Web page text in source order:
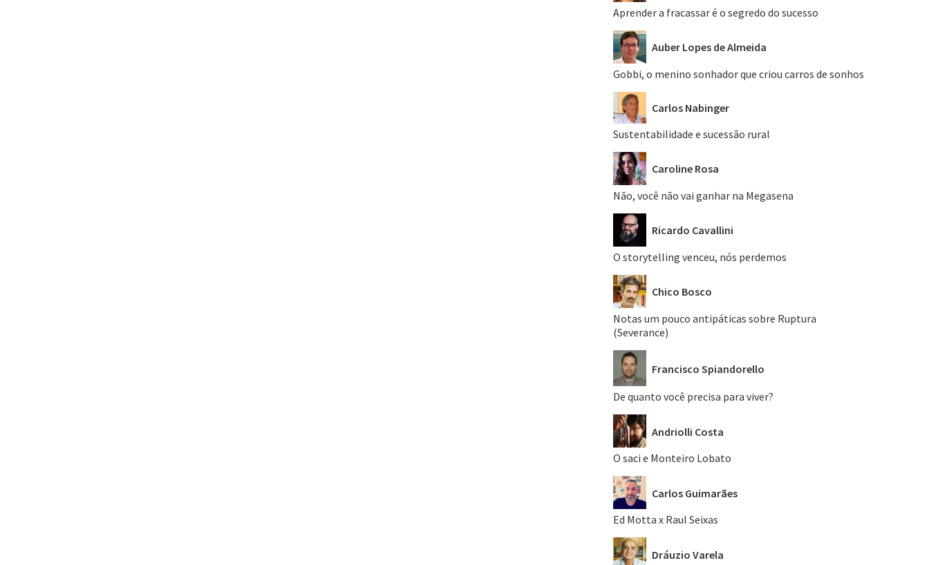
Aprender a fracassar é o segredo do sucesso
Auber Lopes de Almeida
Gobbi, o menino sonhador que criou carros de sonhos
Carlos Nabinger
Sustentabilidade e sucessão rural
Caroline Rosa
Não, você não vai ganhar na Megasena
Ricardo Cavallini
O storytelling venceu, nós perdemos
Chico Bosco
Notas um pouco antipáticas sobre Ruptura
(Severance)
Francisco Spiandorello
De quanto você precisa para viver?
Andriolli Costa
O saci e Monteiro Lobato
Carlos Guimarães
Ed Motta x Raul Seixas
Dráuzio Varela